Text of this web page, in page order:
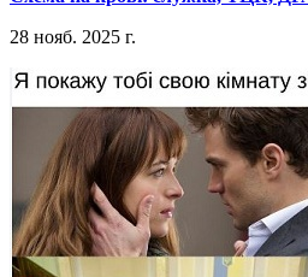
28 нояб. 2025 г.